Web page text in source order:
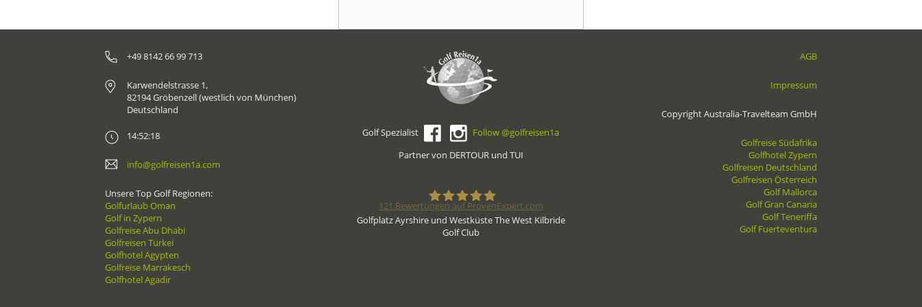
+49 8142 66 99 713
Karwendelstrasse 1,
82194 Gröbenzell (westlich von München)
Deutschland
14:52:18
info@golfreisen1a.com
Unsere Top Golf Regionen:
Golfurlaub Oman
Golf in Zypern
Golfreise Abu Dhabi
Golfreisen Türkei
Golfhotel Ägypten
Golfreise Marrakesch
Golfhotel Agadir
Golf Spezialist
Follow @golfreisen1a
Partner von DERTOUR und TUI
Golfreisen1a - Golfreisen vom
121 Bewertungen auf ProvenExpert.com
Golfplatz Ayrshire und Westküste The West Kilbride
Golf Club
AGB
Impressum
Copyright Australia-Travelteam GmbH
Golfreise Südafrika
Golfhotel Zypern
Golfreisen Deutschland
Golfreisen Österreich
Golf Mallorca
Golf Gran Canaria
Golf Teneriffa
Golf Fuerteventura